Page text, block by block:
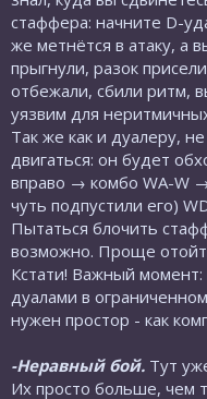
стаффера: начните D-
же метнётся в атаку, а
прыгнули, разок
отбежали, сбили ритм,
уязвим для
Так же как и дуалеру,
двигаться: он будет
вправо → комбо WA-W
чуть подпустили его)
Пытаться блочить
возможно. Проще
Кстати! Важный
дуалами в
нужен простор - как
-Неравный бой. Тут
Их просто больше, чем